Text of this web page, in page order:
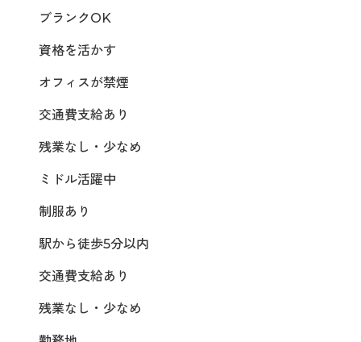
ブランクOK
資格を活かす
オフィスが禁煙
交通費支給あり
残業なし・少なめ
ミドル活躍中
制服あり
駅から徒歩5分以内
交通費支給あり
残業なし・少なめ